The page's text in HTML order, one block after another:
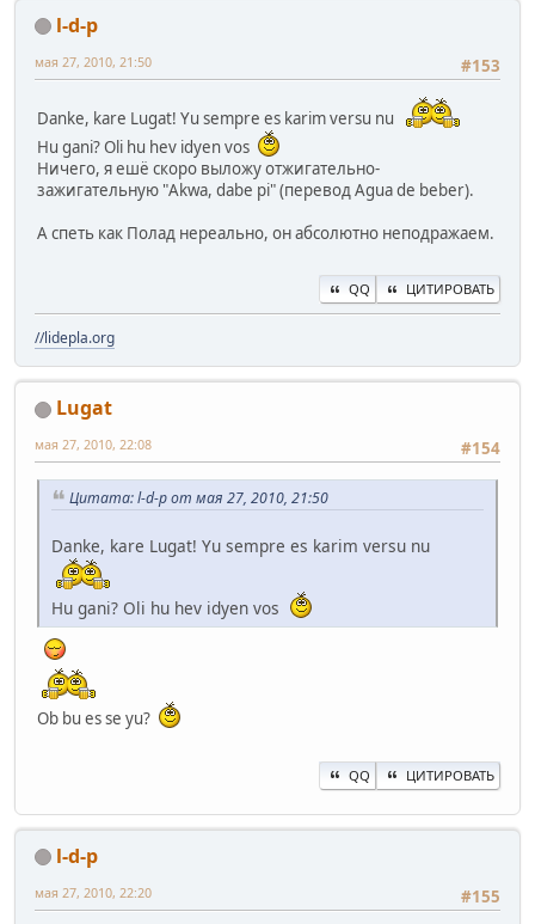
l-d-p
#153
мая 27, 2010, 21:50
Danke, kare Lugat! Yu sempre es karim versu nu
Hu gani? Oli hu hev idyen vos
Ничего, я ешё скоро выложу отжигательно-
зажигательную "Akwa, dabe pi" (перевод Agua de beber).
А спеть как Полад нереально, он абсолютно неподражаем.
QQ ЦИТИРОВАТЬ
//lidepla.org
Lugat
#154
мая 27, 2010, 22:08
Цитата: l-d-p от мая 27, 2010, 21:50
Danke, kare Lugat! Yu sempre es karim versu nu
Hu gani? Oli hu hev idyen vos
Ob bu es se yu?
QQ ЦИТИРОВАТЬ
l-d-p
#155
мая 27, 2010, 22:20